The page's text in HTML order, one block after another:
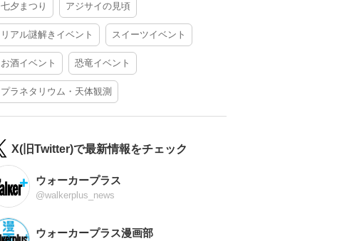
七夕まつり アジサイの見頃
リアル謎解きイベント スイーツイベント
お酒イベント 恐竜イベント
プラネタリウム・天体観測
X(旧Twitter)で最新情報をチェック
ウォーカープラス
@walkerplus_news
ウォーカープラス漫画部